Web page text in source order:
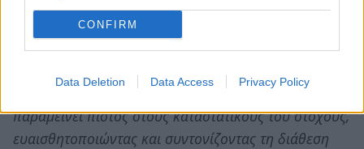
CONFIRM
Data Deletion Data Access Privacy Policy
λίγων μηνών, απαιτούν συνεννόηση και συνεχή
συνεργασία για να επιλύονται με τον βέλτιστο τρόπο.
της αντίληψης συνευθύνης, ο σύλλογός μας θα
παραμείνει πιστός στους καταστατικούς του στόχους,
ευαισθητοποιώντας και συντονίζοντας τη διάθεση